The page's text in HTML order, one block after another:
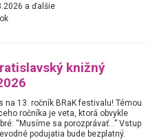
a ďalšie
knižný
na 13. ročník BRaK festivalu! Témou
ročníka je veta, ktorá obvykle
“Musíme sa porozprávať…” Vstup
podujatia bude bezplatný.